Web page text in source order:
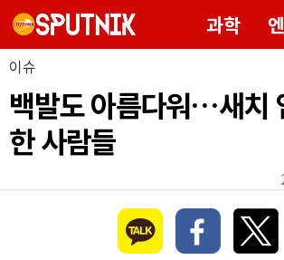
과학
이슈
백발도 아름다워…새치
한 사람들